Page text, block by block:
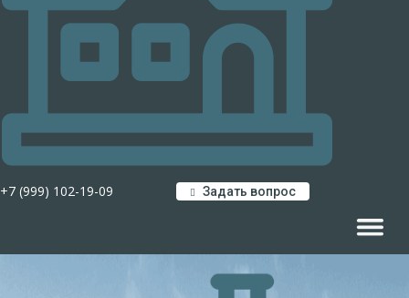
+7 (999) 102-19-09 Задать вопрос